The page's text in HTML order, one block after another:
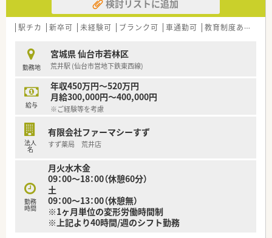
す。大手ほど厳しいハードルを設けず、手を挙げてくれる社員に
はまず任せてみることを大事にしている薬局です。
■夏季・年末年始休暇の他、結婚休暇などの休暇制度が充実して
〇こんな薬局です〇
■近隣の内科クリニックからの外来対応や、在宅への対応も今後
積極的に行っていく店舗です。
■仙台市内の多くの店舗で施設の処方を多く受けており、応援や
人事交流を通して薬剤師としての幅を広げつつ活躍出来る環境
があります。
≪業務内容≫
■今後新店の可能性もあるエリアで業務拡大に伴う増員の募集
舗マネジメントをしたい、在宅に深く関わっていきたいetc、あな
たのキャリアアップに繋がるプランを一緒に考え配置を進めま
す♪
■運転の伴う業務があるため、基本運転免許が必須になります。
■広く新卒、第二新卒の募集をしている薬局です。ご希望や適性
に応じ、面接後に実際の配属店舗を提案いたします。
検討リストに追加
駅チカ 新卒可 未経験可 ブランク可 車通勤可 教育制度あり
勤務地
宮城県 仙台市若林区
荒井駅 (仙台市営地下鉄東西線)
給与
年収450万円～520万円
月給300,000円～400,000円
※ご経験等を考慮
法人
名
有限会社ファーマシーすず
すず薬局 荒井店
勤務
時間
月火水木金
09：00～18：00（休憩60分）
土
09：00～13：00（休憩無）
※1ヶ月単位の変形労働時間制
※上記より40時間/週のシフト勤務